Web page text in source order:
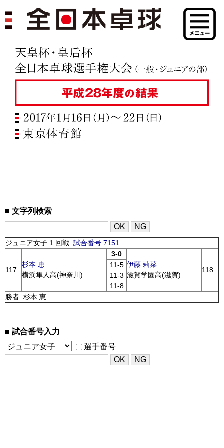
文字列検索
ジュニア女子 1 回戦: 試合番号 7151
117
杉本 恵
横浜隼人高(神奈川)
3-0
伊藤 莉菜
滋賀学園高(滋賀)
118
11-5
11-3
11-8
勝者: 杉本 恵
試合番号入力
選手番号